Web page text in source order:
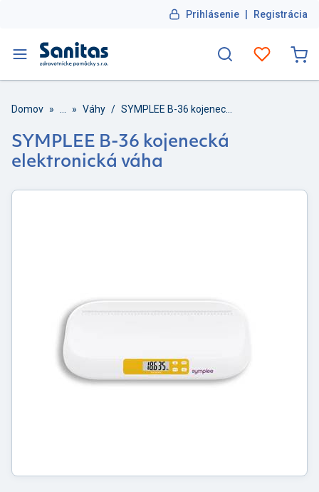
Prihlásenie | Registrácia
Domov » » Váhy /
SYMPLEE B-36 kojenecká
elektronická váha